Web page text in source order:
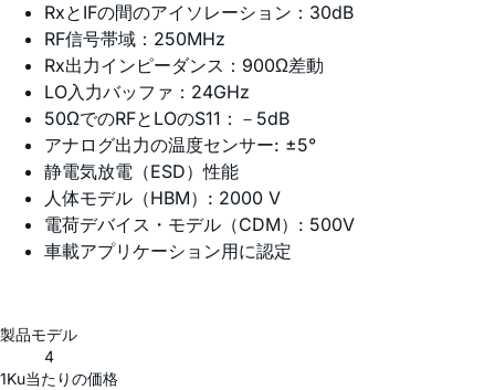
RxとIFの間のアイソレーション：30dB
RF信号帯域：250MHz
Rx出力インピーダンス：900Ω差動
LO入力バッファ：24GHz
50ΩでのRFとLOのS11：－5dB
アナログ出力の温度センサー: ±5°
静電気放電（ESD）性能
人体モデル（HBM）: 2000 V
電荷デバイス・モデル（CDM）: 500V
車載アプリケーション用に認定
製品モデル
4
1Ku当たりの価格